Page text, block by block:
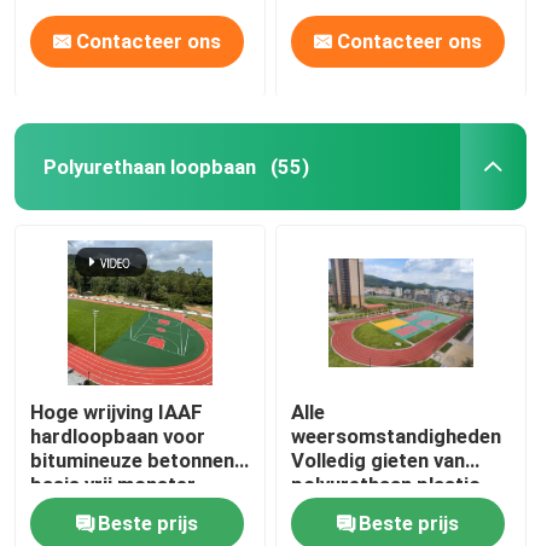
Contacteer ons Contacteer ons
Polyurethaan loopbaan (55)
Hoge wrijving IAAF
hardloopbaan voor
bitumineuze betonnen
basis vrij monster
Beste prijs
Alle
weersomstandigheden
Volledig gieten van
polyurethaan plastic
startbaan met hoge
wrijvingBeste prijs